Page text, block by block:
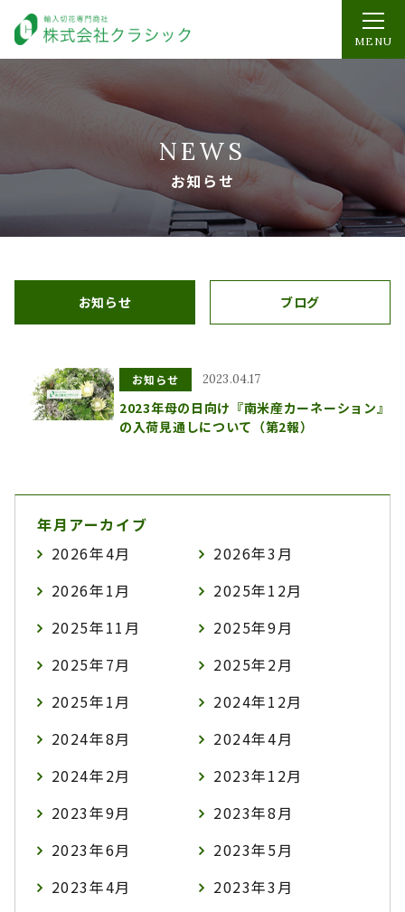
MENU
NEWS
お知らせ
お知らせ ブログ
お知らせ 2023.04.17
2023年母の日向け『南米産カーネーション』
の入荷見通しについて（第2報）
年月アーカイブ
2026年4月
2026年3月
2026年1月
2025年12月
2025年11月
2025年9月
2025年7月
2025年2月
2025年1月
2024年12月
2024年8月
2024年4月
2024年2月
2023年12月
2023年9月
2023年8月
2023年6月
2023年5月
2023年4月
2023年3月